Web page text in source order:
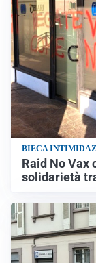
BIECA
Raid No Vax
solidarietà